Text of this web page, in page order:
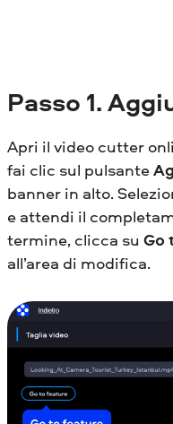
Passo 1.
Apri il video cutter
fai clic sul pulsante
banner in alto.
e attendi il
termine, clicca su Go
all’area di modifica.